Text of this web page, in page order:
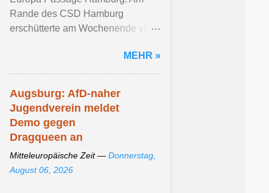
Rande des CSD Hamburg
erschütterte am Wochenende viele
MEHR »
Augsburg: AfD-naher
Jugendverein meldet
Demo gegen
Dragqueen an
Mitteleuropäische Zeit — Donnerstag,
August 06, 2026